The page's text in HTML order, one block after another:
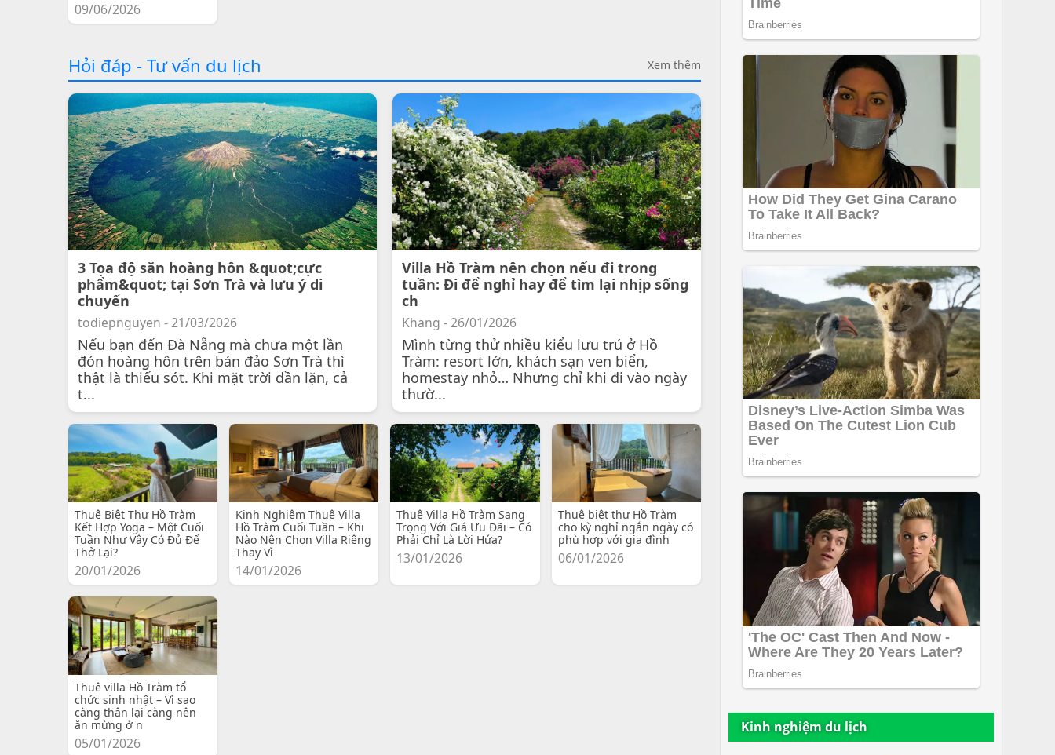
Kinh nghiệm du lịch
09/06/2026
Hỏi đáp - Tư vấn du lịch Xem thêm
3 Tọa độ săn hoàng hôn &quot;cực
phẩm&quot; tại Sơn Trà và lưu ý di
chuyển
todiepnguyen - 21/03/2026
Nếu bạn đến Đà Nẵng mà chưa một lần
đón hoàng hôn trên bán đảo Sơn Trà thì
thật là thiếu sót. Khi mặt trời dần lặn, cả
t...
Villa Hồ Tràm nên chọn nếu đi trong
tuần: Đi để nghỉ hay để tìm lại nhịp sống
ch
Khang - 26/01/2026
Mình từng thử nhiều kiểu lưu trú ở Hồ
Tràm: resort lớn, khách sạn ven biển,
homestay nhỏ… Nhưng chỉ khi đi vào ngày
thườ...
Thuê Biệt Thự Hồ Tràm
Kết Hợp Yoga – Một Cuối
Tuần Như Vậy Có Đủ Để
Thở Lại?
20/01/2026
Kinh Nghiệm Thuê Villa
Hồ Tràm Cuối Tuần – Khi
Nào Nên Chọn Villa Riêng
Thay Vì
14/01/2026
Thuê Villa Hồ Tràm Sang
Trọng Với Giá Ưu Đãi – Có
Phải Chỉ Là Lời Hứa?
13/01/2026
Thuê biệt thự Hồ Tràm
cho kỳ nghỉ ngắn ngày có
phù hợp với gia đình
06/01/2026
Thuê villa Hồ Tràm tổ
chức sinh nhật – Vì sao
càng thân lại càng nên
ăn mừng ở n
05/01/2026